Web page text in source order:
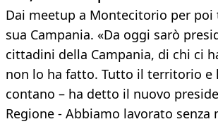
Dai meetup a Montecitorio per poi
sua Campania. «Da oggi sarò
cittadini della Campania, di chi ci
non lo ha fatto. Tutto il territorio e
contano – ha detto il nuovo
Regione - Abbiamo lavorato senza